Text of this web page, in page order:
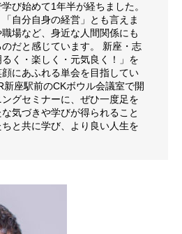
び始めて1年半が経ちました。
自分自身の経営」とも言えま
場など、身近な人間関係にも
だと感じています。 新座・志
く・楽しく・元気良く！」を
にあふれる単会を目指してい
新座駅前のCKボウル会議室で開
グセミナーに、ぜひ一度足を
気づきや学びが得られること
と共に学び、より良い人生を